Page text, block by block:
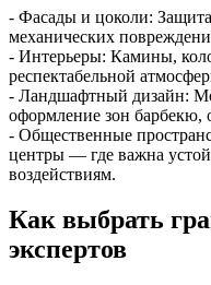
- Фасады и цоколи: Защита
механических
- Интерьеры: Камины,
респектабельной
- Ландшафтный дизайн:
оформление зон барбекю,
- Общественные
центры — где важна
воздействиям.
Как выбрать
экспертов